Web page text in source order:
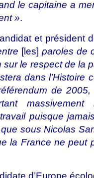
le capitaine a
».
et président
[les]paroles de
sur le respect de la
dans l’Histoire
de
puisque
sous Nicolas
la France ne peut
d’Europe